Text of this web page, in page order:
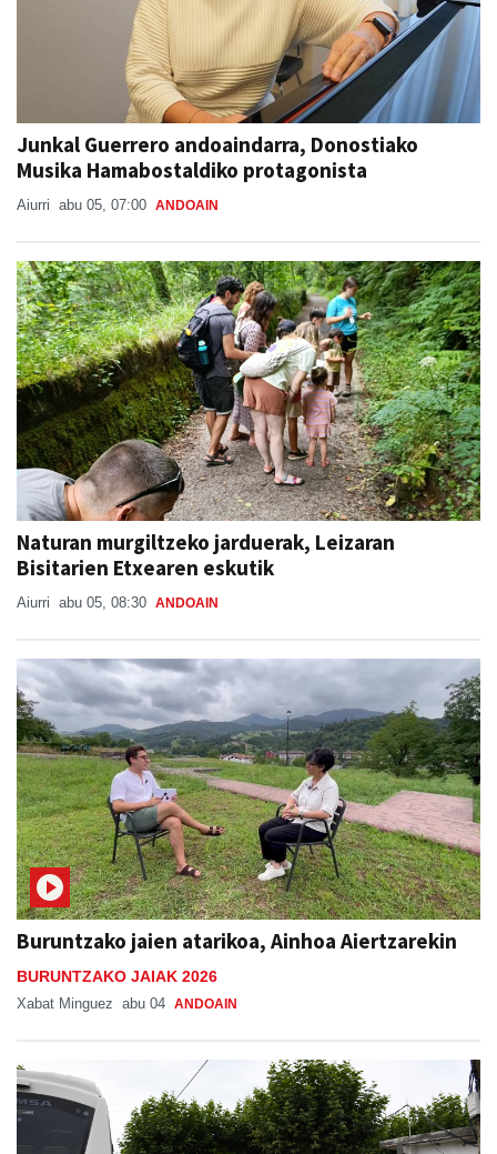
Junkal Guerrero andoaindarra, Donostiako
Musika Hamabostaldiko protagonista
Aiurri abu 05, 07:00 ANDOAIN
Naturan murgiltzeko jarduerak, Leizaran
Bisitarien Etxearen eskutik
Aiurri abu 05, 08:30 ANDOAIN
Buruntzako jaien atarikoa, Ainhoa Aiertzarekin
BURUNTZAKO JAIAK 2026
Xabat Minguez abu 04 ANDOAIN